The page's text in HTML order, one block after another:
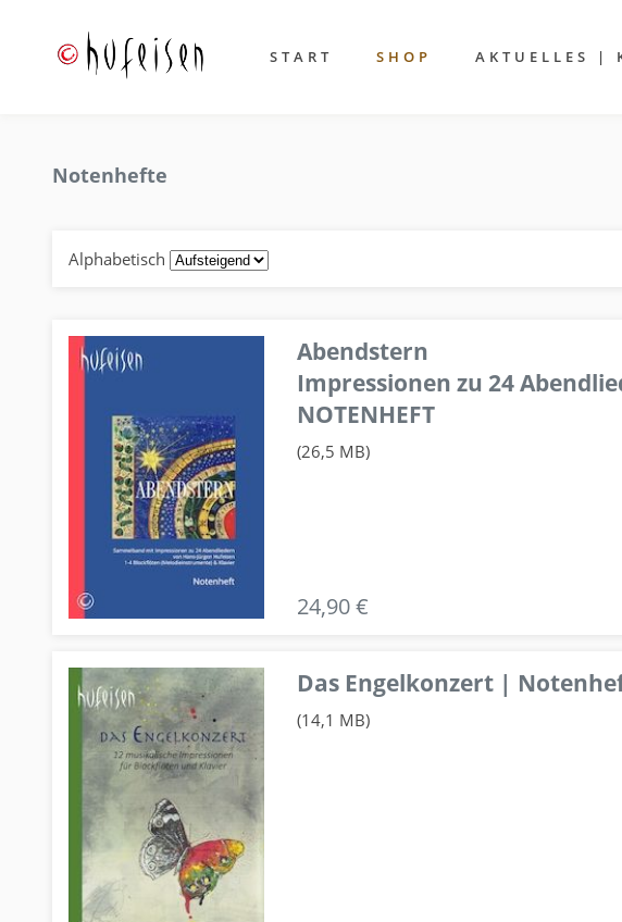
START SHOP AKTUELLES |
Notenhefte
Alphabetisch
Abendstern
Impressionen zu 24
NOTENHEFT
(26,5 MB)
24,90 €
Das Engelkonzert |
(14,1 MB)